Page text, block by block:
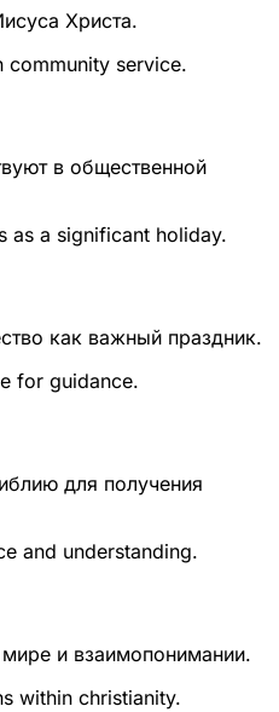
Христа.
community service.
в общественной
as a significant holiday.
как важный праздник.
for guidance.
для получения
and understanding.
и взаимопонимании.
within christianity.